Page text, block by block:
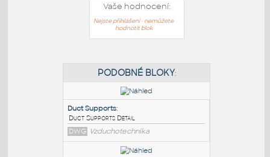
Vaše hodnocení:
Nejste přihlášeni - nemůžete
hodnotit blok